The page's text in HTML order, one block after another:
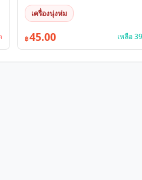
เครื่องนุ่งห่ม
฿45.00 เหลือ